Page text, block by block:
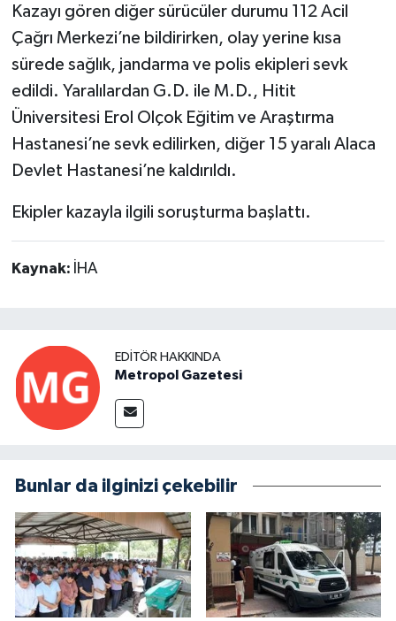
Kazayı gören diğer sürücüler durumu 112 Acil
Çağrı Merkezi’ne bildirirken, olay yerine kısa
sürede sağlık, jandarma ve polis ekipleri sevk
edildi. Yaralılardan G.D. ile M.D., Hitit
Üniversitesi Erol Olçok Eğitim ve Araştırma
Hastanesi’ne sevk edilirken, diğer 15 yaralı Alaca
Devlet Hastanesi’ne kaldırıldı.
Ekipler kazayla ilgili soruşturma başlattı.
Kaynak: İHA
EDITÖR HAKKINDA
Metropol Gazetesi
Bunlar da ilginizi çekebilir